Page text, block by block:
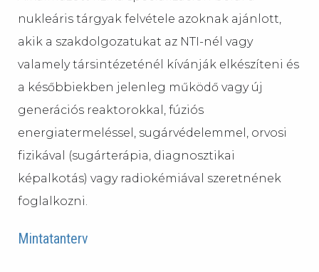
nukleáris tárgyak felvétele azoknak ajánlott,
akik a szakdolgozatukat az NTI-nél vagy
valamely társintézeténél kívánják elkészíteni és
a későbbiekben jelenleg működő vagy új
generációs reaktorokkal, fúziós
energiatermeléssel, sugárvédelemmel, orvosi
fizikával (sugárterápia, diagnosztikai
képalkotás) vagy radiokémiával szeretnének
foglalkozni.
Mintatanterv